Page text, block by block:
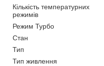
Кількість температурних
режимів
Режим Турбо
Стан
Тип
Тип живлення